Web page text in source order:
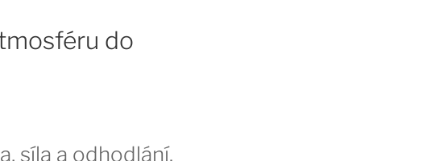
do
síla a odhodlání.